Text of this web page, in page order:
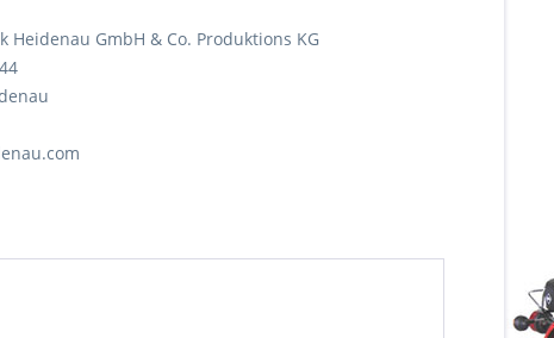
Heidenau GmbH & Co. Produktions KG